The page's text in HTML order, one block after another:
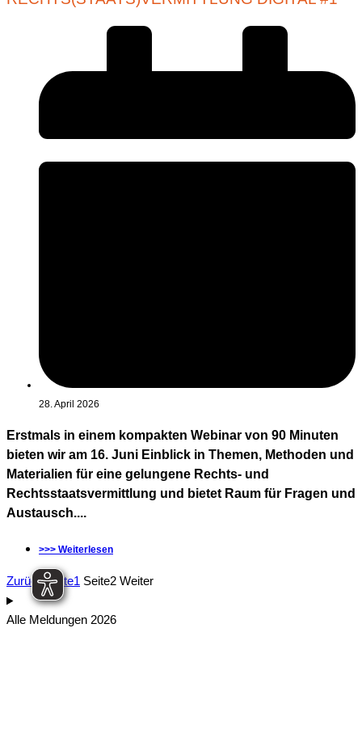
28. April 2026
Erstmals in einem kompakten Webinar von 90 Minuten
bieten wir am 16. Juni Einblick in Themen, Methoden und
Materialien für eine gelungene Rechts- und
Rechtsstaatsvermittlung und bietet Raum für Fragen und
Austausch....
>>> Weiterlesen
Zurück Seite1 Seite2 Weiter
Alle Meldungen 2026